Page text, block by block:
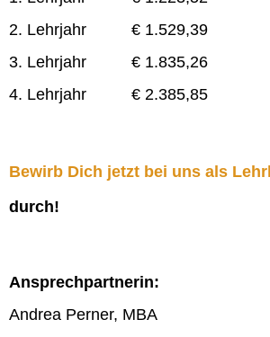
2. Lehrjahr € 1.529,39
3. Lehrjahr € 1.835,26
4. Lehrjahr € 2.385,85
Bewirb Dich jetzt bei uns als
durch!
Ansprechpartnerin:
Andrea Perner, MBA